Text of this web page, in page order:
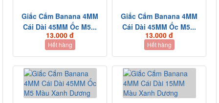
Giắc Cắm Banana 4MM
Cái Dài 45MM Ốc M5...
13.000 đ
Hết hàng
Giắc Cắm Banana 4MM
Cái Dài 45MM Ốc M5...
13.000 đ
Hết hàng